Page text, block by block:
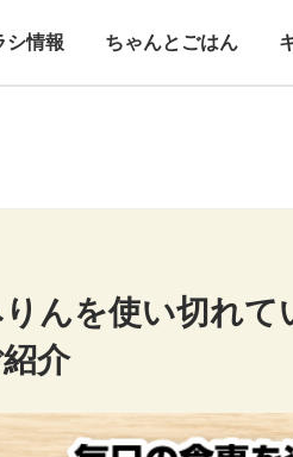
シ情報 ちゃんとごはん
んを使い切れ
介